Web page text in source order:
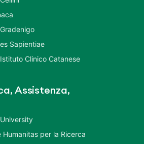
Sapientiae
Clinico Catanese
Assistenza,
Humanitas per la Ricerca